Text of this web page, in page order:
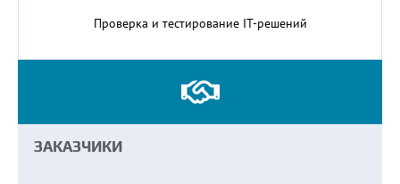
Проверка и тестирование IT-решений
ЗАКАЗЧИКИ